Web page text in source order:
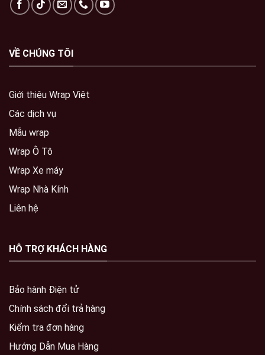
VỀ CHÚNG TÔI
Giới thiệu Wrap Việt
Các dịch vụ
Mẫu wrap
Wrap Ô Tô
Wrap Xe máy
Wrap Nhà Kính
Liên hệ
HỖ TRỢ KHÁCH HÀNG
Bảo hành Điện tử
Chính sách đổi trả hàng
Kiểm tra đơn hàng
Hướng Dẫn Mua Hàng